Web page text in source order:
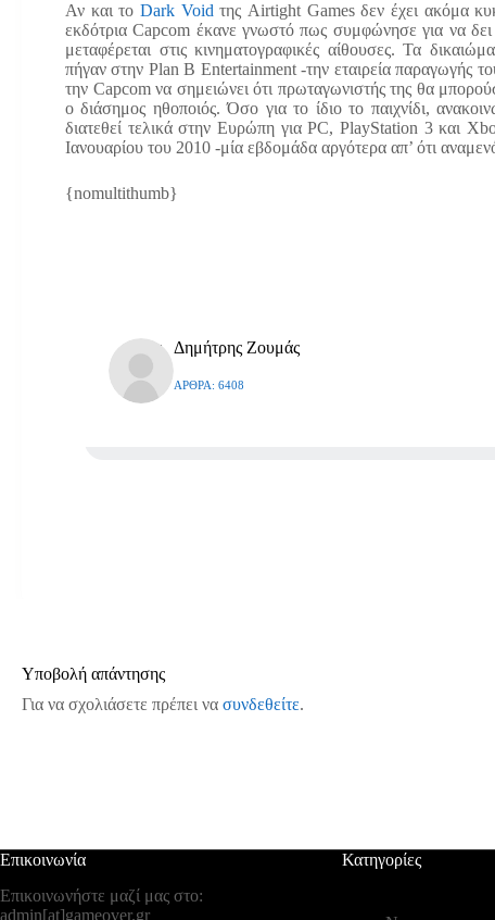
Αν και τοDark Void της Airtight Games δεν έχει ακόμα
εκδότρια Capcom έκανε γνωστό πως συμφώνησε για να δει
μεταφέρεται στις κινηματογραφικές αίθουσες. Τα
πήγαν στην Plan B Entertainment -την εταιρεία παραγωγής
την Capcom να σημειώνει ότι πρωταγωνιστής της θα
ο διάσημος ηθοποιός. Όσο για το ίδιο το παιχνίδι,
διατεθεί τελικά στην Ευρώπη για PC, PlayStation 3 και
Ιανουαρίου του 2010 -μία εβδομάδα αργότερα απ’ ότι
{nomultithumb}
Δημήτρης Ζουμάς
ΆΡΘΡΑ: 6408
Υποβολή απάντησης
Για να σχολιάσετε πρέπει να συνδεθείτε.
Επικοινωνία
Επικοινωνήστε μαζί μας στο:
admin[at]gameover.gr
Κατηγορίες